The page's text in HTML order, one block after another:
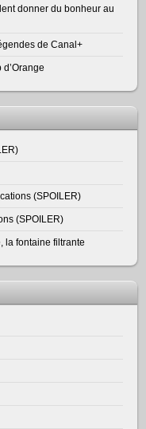
donner du bonheur au
de Canal+
(SPOILER)
(SPOILER)
la fontaine filtrante